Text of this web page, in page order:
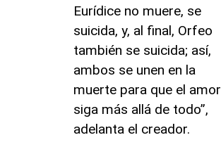
Eurídice no muere, se
suicida, y, al final, Orfeo
también se suicida; así,
ambos se unen en la
muerte para que el amor
siga más allá de todo”,
adelanta el creador.